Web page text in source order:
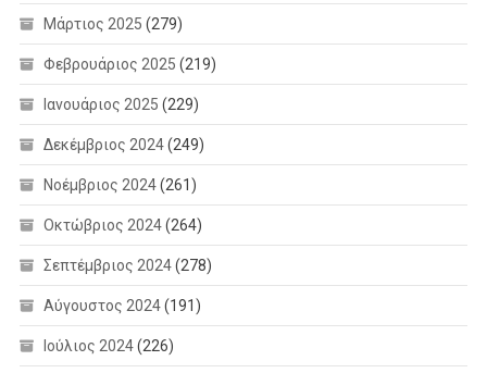
Μάρτιος 2025 (279)
Φεβρουάριος 2025 (219)
Ιανουάριος 2025 (229)
Δεκέμβριος 2024(249)
Νοέμβριος 2024(261)
Οκτώβριος 2024(264)
Σεπτέμβριος 2024(278)
Αύγουστος 2024(191)
Ιούλιος 2024(226)